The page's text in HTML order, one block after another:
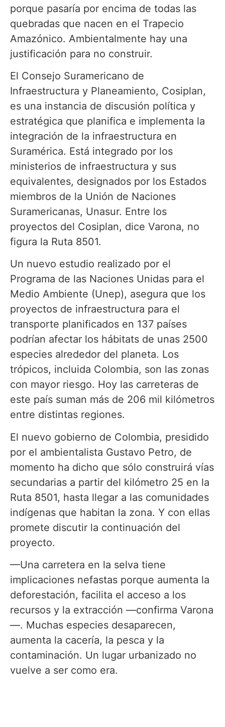
porque pasaría por encima de todas las
quebradas que nacen en el Trapecio
Amazónico. Ambientalmente hay una
justificación para no construir.
El Consejo Suramericano de
Infraestructura y Planeamiento, Cosiplan,
es una instancia de discusión política y
estratégica que planifica e implementa la
integración de la infraestructura en
Suramérica. Está integrado por los
ministerios de infraestructura y sus
equivalentes, designados por los Estados
miembros de la Unión de Naciones
Suramericanas, Unasur. Entre los
proyectos del Cosiplan, dice Varona, no
figura la Ruta 8501.
Un nuevo estudio realizado por el
Programa de las Naciones Unidas para el
Medio Ambiente (Unep), asegura que los
proyectos de infraestructura para el
transporte planificados en 137 países
podrían afectar los hábitats de unas 2500
especies alrededor del planeta. Los
trópicos, incluida Colombia, son las zonas
con mayor riesgo. Hoy las carreteras de
este país suman más de 206 mil kilómetros
entre distintas regiones.
El nuevo gobierno de Colombia, presidido
por el ambientalista Gustavo Petro, de
momento ha dicho que sólo construirá vías
secundarias a partir del kilómetro 25 en la
Ruta 8501, hasta llegar a las comunidades
indígenas que habitan la zona. Y con ellas
promete discutir la continuación del
proyecto.
—Una carretera en la selva tiene
implicaciones nefastas porque aumenta la
deforestación, facilita el acceso a los
recursos y la extracción —confirma Varona
—. Muchas especies desaparecen,
aumenta la cacería, la pesca y la
contaminación. Un lugar urbanizado no
vuelve a ser como era.